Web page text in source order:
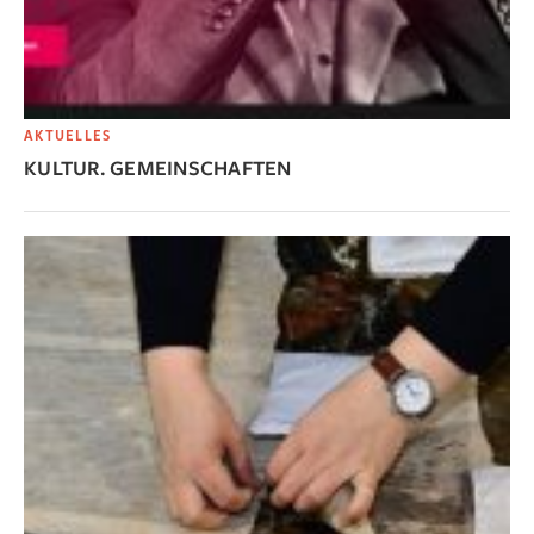
AKTUELLES
KULTUR. GEMEINSCHAFTEN